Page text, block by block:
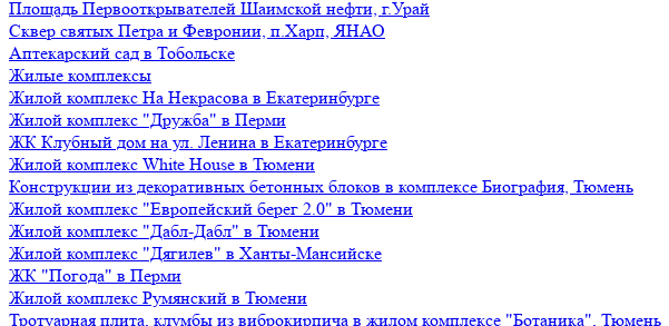
Площадь Первооткрывателей Шаимской нефти, г.Урай
Сквер святых Петра и Февронии, п.Харп, ЯНАО
Аптекарский сад в Тобольске
Жилые комплексы
Жилой комплекс На Некрасова в Екатеринбурге
Жилой комплекс "Дружба" в Перми
ЖК Клубный дом на ул. Ленина в Екатеринбурге
Жилой комплекс White House в Тюмени
Конструкции из декоративных бетонных блоков в комплексе Биография, Тюмень
Жилой комплекс "Европейский берег 2.0" в Тюмени
Жилой комплекс "Дабл-Дабл" в Тюмени
Жилой комплекс "Дягилев" в Ханты-Мансийске
ЖК "Погода" в Перми
Жилой комплекс Румянский в Тюмени
Тротуарная плита, клумбы из виброкирпича в жилом комплексе "Ботаника", Тюмень